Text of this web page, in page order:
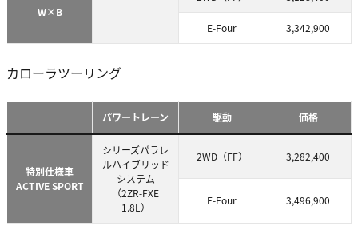
W×B
E-Four 3,342,900
カローラツーリング
パワートレーン 駆動 価格
特別仕様車
ACTIVE SPORT
シリーズパラレ
ルハイブリッド
システム
（2ZR-FXE
1.8L）
2WD（FF） 3,282,400
E-Four 3,496,900